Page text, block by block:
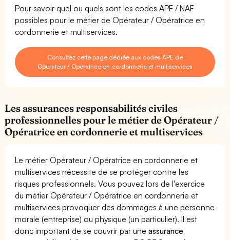
Pour savoir quel ou quels sont les codes APE / NAF
possibles pour le métier de Opérateur / Opératrice en
cordonnerie et multiservices.
Consultez cette page dédiée aux codes APE de
Opérateur / Opératrice en cordonnerie et multiservices
Les assurances responsabilités civiles
professionnelles pour le métier de Opérateur /
Opératrice en cordonnerie et multiservices
Le métier Opérateur / Opératrice en cordonnerie et
multiservices nécessite de se protéger contre les
risques professionnels. Vous pouvez lors de l'exercice
du métier Opérateur / Opératrice en cordonnerie et
multiservices provoquer des dommages à une personne
morale (entreprise) ou physique (un particulier). Il est
donc important de se couvrir par uneassurance